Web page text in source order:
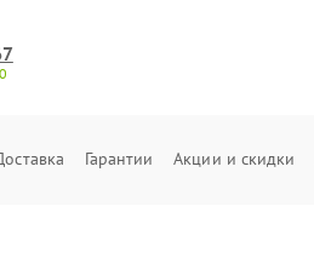
Гарантии Акции и скидки